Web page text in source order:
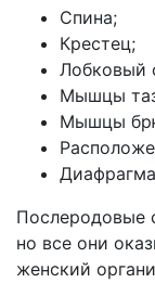
Спина;
Крестец;
Лобковый
Мышцы
Мышцы
Послеродовые
но все они
женский